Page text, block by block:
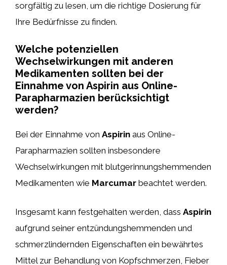
sorgfältig zu lesen, um die richtige Dosierung für
Ihre Bedürfnisse zu finden.
Welche potenziellen
Wechselwirkungen mit anderen
Medikamenten sollten bei der
Einnahme von Aspirin aus Online-
Parapharmazien berücksichtigt
werden?
Bei der Einnahme von Aspirin aus Online-
Parapharmazien sollten insbesondere
Wechselwirkungen mit blutgerinnungshemmenden
Medikamenten wie Marcumar beachtet werden.
Insgesamt kann festgehalten werden, dass Aspirin
aufgrund seiner entzündungshemmenden und
schmerzlindernden Eigenschaften ein bewährtes
Mittel zur Behandlung von Kopfschmerzen, Fieber